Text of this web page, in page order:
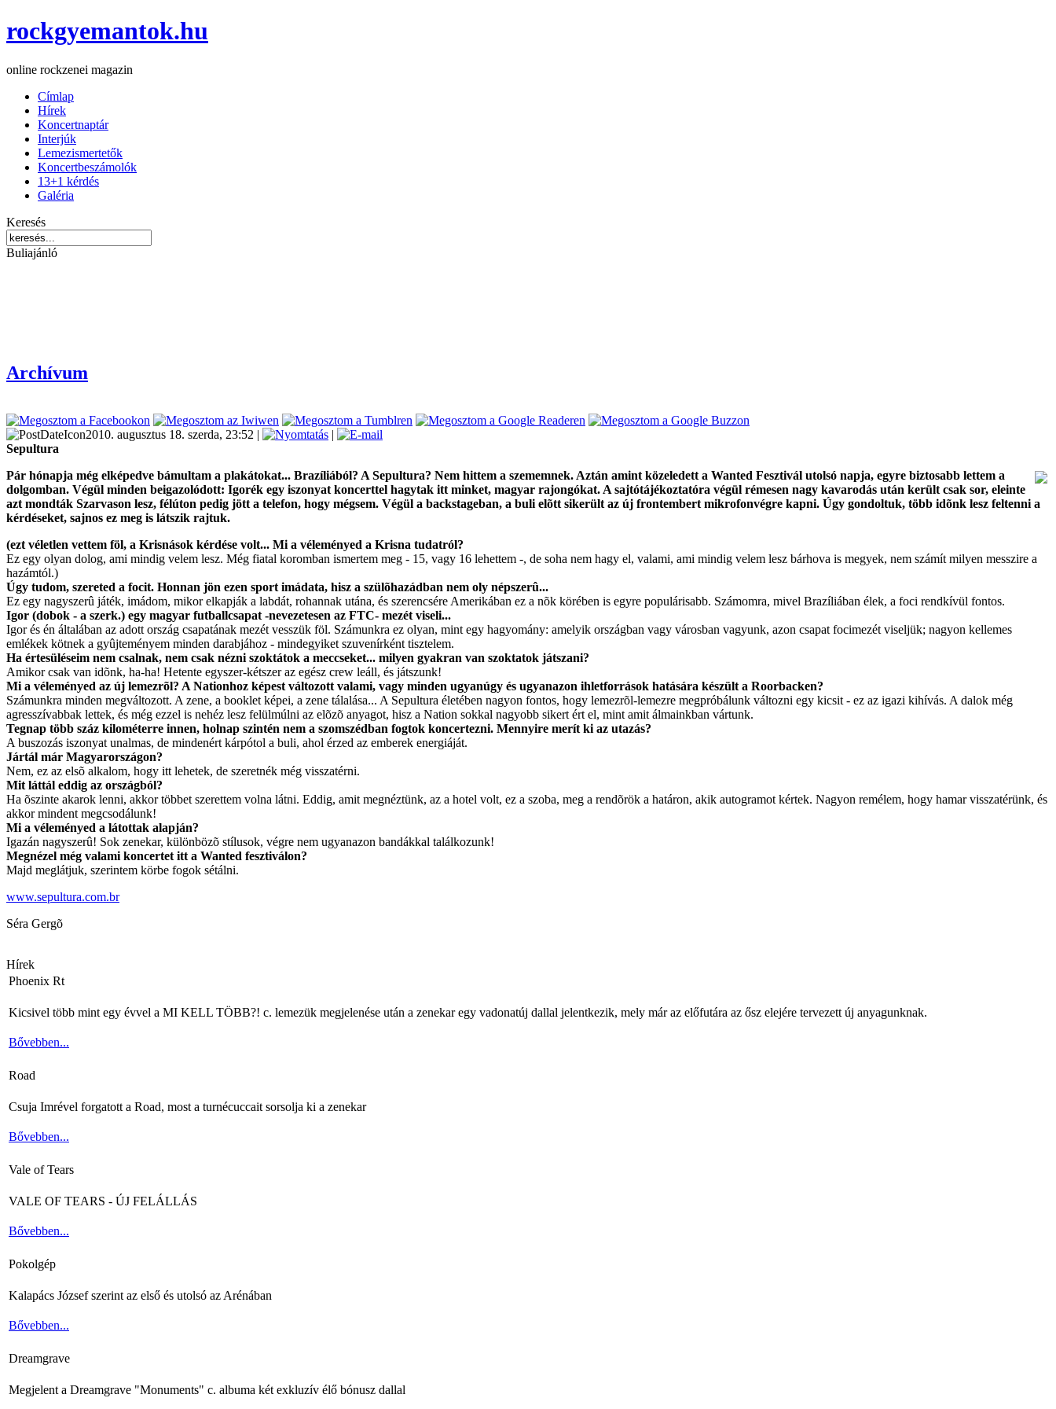
rockgyemantok.hu
online rockzenei magazin
Címlap
Hírek
Koncertnaptár
Interjúk
Lemezismertetők
Koncertbeszámolók
13+1 kérdés
Galéria
Keresés
Buliajánló
Archívum
2010. augusztus 18. szerda, 23:52 |
|
Sepultura
Pár hónapja még elképedve bámultam a plakátokat... Brazíliából? A Sepultura? Nem hittem a szememnek. Aztán amint közeledett a Wanted Fesztivál utolsó napja, egyre biztosabb lettem a
dolgomban. Végül minden beigazolódott: Igorék egy iszonyat koncerttel hagytak itt minket, magyar rajongókat. A sajtótájékoztatóra végül rémesen nagy kavarodás után került csak sor, eleinte
azt mondták Szarvason lesz, félúton pedig jött a telefon, hogy mégsem. Végül a backstageban, a buli elõtt sikerült az új frontembert mikrofonvégre kapni. Úgy gondoltuk, több idõnk lesz feltenni a
kérdéseket, sajnos ez meg is látszik rajtuk.
(ezt véletlen vettem föl, a Krisnások kérdése volt... Mi a véleményed a Krisna tudatról?
Ez egy olyan dolog, ami mindig velem lesz. Még fiatal koromban ismertem meg - 15, vagy 16 lehettem -, de soha nem hagy el, valami, ami mindig velem lesz bárhova is megyek, nem számít milyen messzire a
hazámtól.)
Úgy tudom, szereted a focit. Honnan jön ezen sport imádata, hisz a szülõhazádban nem oly népszerû...
Ez egy nagyszerû játék, imádom, mikor elkapják a labdát, rohannak utána, és szerencsére Amerikában ez a nõk körében is egyre populárisabb. Számomra, mivel Brazíliában élek, a foci rendkívül fontos.
Igor (dobok - a szerk.) egy magyar futballcsapat -nevezetesen az FTC- mezét viseli...
Igor és én általában az adott ország csapatának mezét vesszük föl. Számunkra ez olyan, mint egy hagyomány: amelyik országban vagy városban vagyunk, azon csapat focimezét viseljük; nagyon kellemes
emlékek kötnek a gyûjteményem minden darabjához - mindegyiket szuvenírként tisztelem.
Ha értesüléseim nem csalnak, nem csak nézni szoktátok a meccseket... milyen gyakran van szoktatok játszani?
Amikor csak van idõnk, ha-ha! Hetente egyszer-kétszer az egész crew leáll, és játszunk!
Mi a véleményed az új lemezrõl? A Nationhoz képest változott valami, vagy minden ugyanúgy és ugyanazon ihletforrások hatására készült a Roorbacken?
Számunkra minden megváltozott. A zene, a booklet képei, a zene tálalása... A Sepultura életében nagyon fontos, hogy lemezrõl-lemezre megpróbálunk változni egy kicsit - ez az igazi kihívás. A dalok még
agresszívabbak lettek, és még ezzel is nehéz lesz felülmúlni az elõzõ anyagot, hisz a Nation sokkal nagyobb sikert ért el, mint amit álmainkban vártunk.
Tegnap több száz kilométerre innen, holnap szintén nem a szomszédban fogtok koncertezni. Mennyire merít ki az utazás?
A buszozás iszonyat unalmas, de mindenért kárpótol a buli, ahol érzed az emberek energiáját.
Jártál már Magyarországon?
Nem, ez az elsõ alkalom, hogy itt lehetek, de szeretnék még visszatérni.
Mit láttál eddig az országból?
Ha õszinte akarok lenni, akkor többet szerettem volna látni. Eddig, amit megnéztünk, az a hotel volt, ez a szoba, meg a rendõrök a határon, akik autogramot kértek. Nagyon remélem, hogy hamar visszatérünk, és
akkor mindent megcsodálunk!
Mi a véleményed a látottak alapján?
Igazán nagyszerû! Sok zenekar, különbözõ stílusok, végre nem ugyanazon bandákkal találkozunk!
Megnézel még valami koncertet itt a Wanted fesztiválon?
Majd meglátjuk, szerintem körbe fogok sétálni.
www.sepultura.com.br
Séra Gergõ
Hírek
Phoenix Rt
Kicsivel több mint egy évvel a MI KELL TÖBB?! c. lemezük megjelenése után a zenekar egy vadonatúj dallal jelentkezik, mely már az előfutára az ősz elejére tervezett új anyagunknak.
Bővebben...
Road
Csuja Imrével forgatott a Road, most a turnécuccait sorsolja ki a zenekar
Bővebben...
Vale of Tears
VALE OF TEARS - ÚJ FELÁLLÁS
Bővebben...
Pokolgép
Kalapács József szerint az első és utolsó az Arénában
Bővebben...
Dreamgrave
Megjelent a Dreamgrave "Monuments" c. albuma két exkluzív élő bónusz dallal